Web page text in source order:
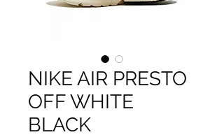
NIKE AIR PRESTO
OFF WHITE
BLACK